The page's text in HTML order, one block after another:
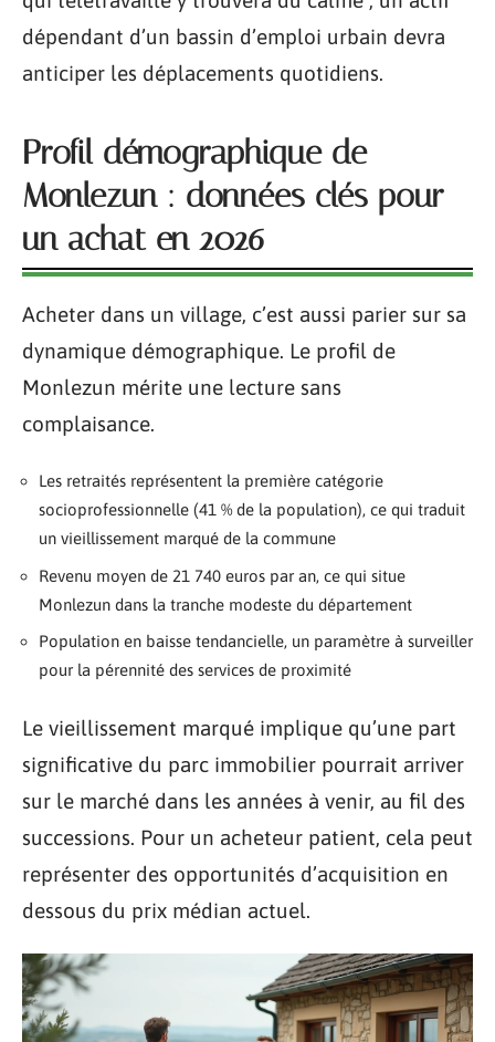
dépendant d’un bassin d’emploi urbain devra
anticiper les déplacements quotidiens.
Profil démographique de
Monlezun : données clés pour
un achat en 2026
Acheter dans un village, c’est aussi parier sur sa
dynamique démographique. Le profil de
Monlezun mérite une lecture sans
complaisance.
Les retraités représentent la première catégorie
socioprofessionnelle (41 % de la population), ce qui traduit
un vieillissement marqué de la commune
Revenu moyen de 21 740 euros par an, ce qui situe
Monlezun dans la tranche modeste du département
Population en baisse tendancielle, un paramètre à surveiller
pour la pérennité des services de proximité
Le vieillissement marqué implique qu’une part
significative du parc immobilier pourrait arriver
sur le marché dans les années à venir, au fil des
successions. Pour un acheteur patient, cela peut
représenter des opportunités d’acquisition en
dessous du prix médian actuel.